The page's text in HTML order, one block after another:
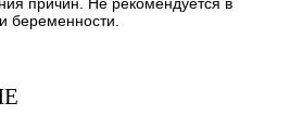
беременности.